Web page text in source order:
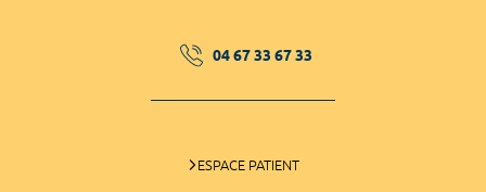
04 67 33 67 33
ESPACE PATIENT